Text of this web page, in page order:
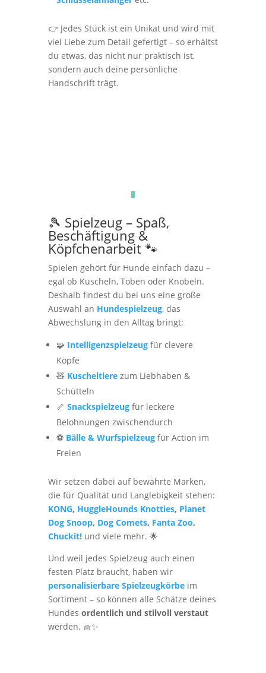
👉 Jedes Stück ist ein Unikat und wird mit
viel Liebe zum Detail gefertigt – so erhältst
du etwas, das nicht nur praktisch ist,
sondern auch deine persönliche
Handschrift trägt.
🎾 Spielzeug – Spaß,
Beschäftigung &
Köpfchenarbeit 🐾
Spielen gehört für Hunde einfach dazu –
egal ob Kuscheln, Toben oder Knobeln.
Deshalb findest du bei uns eine große
Auswahl an Hundespielzeug, das
Abwechslung in den Alltag bringt:
🧩 Intelligenzspielzeug für clevere
Köpfe
🧸 Kuscheltiere zum Liebhaben &
Schütteln
🦴 Snackspielzeug für leckere
Belohnungen zwischendurch
⚽ Bälle & Wurfspielzeugfür Action im
Freien
Wir setzen dabei auf bewährte Marken,
die für Qualität und Langlebigkeit stehen:
KONG, HuggleHounds Knotties, Planet
Dog Snoop, Dog Comets, Fanta Zoo,
Chuckit!und viele mehr. 🌟
Und weil jedes Spielzeug auch einen
festen Platz braucht, haben wir
personalisierbare Spielzeugkörbeim
Sortiment – so können alle Schätze deines
Hundes ordentlich und stilvoll verstaut
werden. 🧺✨